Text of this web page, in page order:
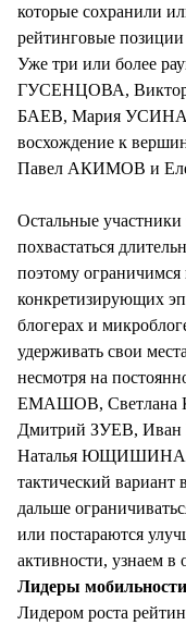
которые сохранили
рейтинговые
Уже три или более
ГУСЕНЦОВА,
БАЕВ, Мария УСИНА.
восхождение к
Павел АКИМОВ и
Остальные
похвастаться
поэтому ограничимся
конкретизирующих
блогерах и
удерживать свои
несмотря на
ЕМАШОВ,
Дмитрий ЗУЕВ,
Наталья ЮЩИШИНА
тактический вариант
дальше
или постараются
активности, узнаем в
Лидеры мобильности
Лидером роста